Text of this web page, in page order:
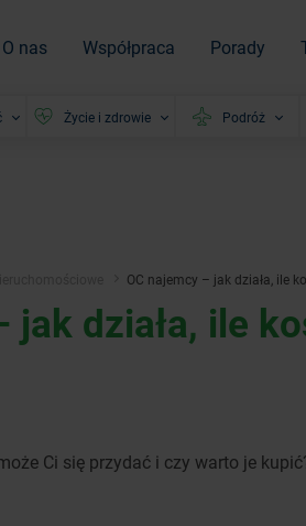
O nas Współpraca Porady
Życie i zdrowie Podróż
OC najemcy – jak działa, ile
jak działa, ile
Ci się przydać i czy warto je